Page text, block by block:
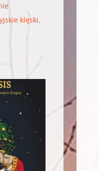
klęski,